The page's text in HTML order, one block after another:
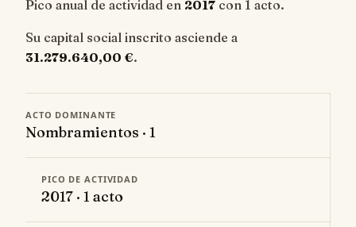
Pico anual de actividad en 2017 con 1 acto.
Su capital social inscrito asciende a
31.279.640,00 €.
ACTO DOMINANTE
Nombramientos · 1
PICO DE ACTIVIDAD
2017 · 1 acto